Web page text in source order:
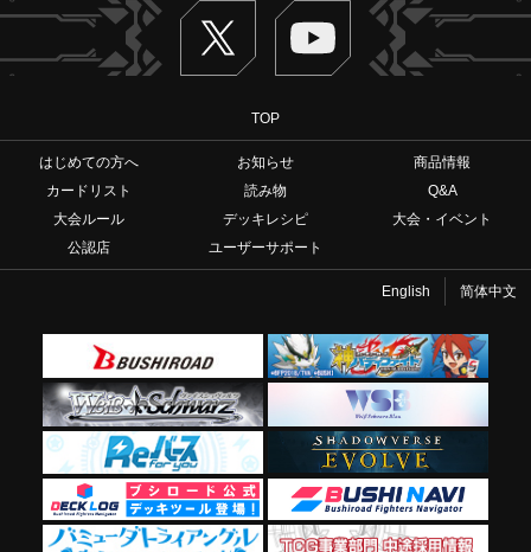
Twitter ヴァンガードch
TOP
はじめての方へ お知らせ
商品情報
カードリスト
読み物
Q&A
大会ルール
デッキレシピ
大会・イベント
公認店
ユーザーサポート
English 简体中文